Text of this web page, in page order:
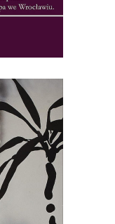
–
jakiej na
jeszcze
na
Mariusza